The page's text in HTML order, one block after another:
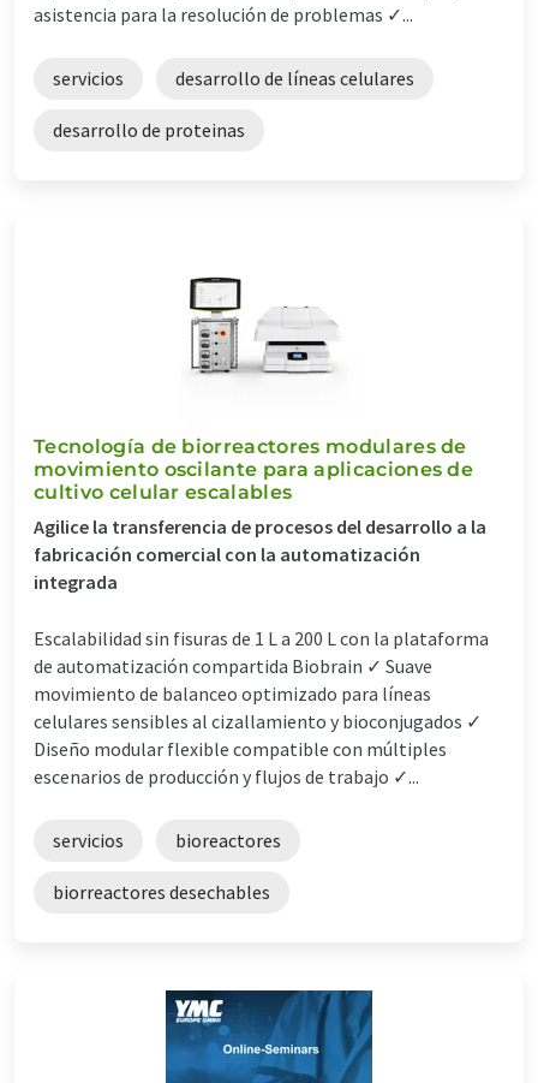
asistencia para la resolución de problemas ✓...
servicios desarrollo de líneas celulares
desarrollo de proteinas
Tecnología de biorreactores modulares de
movimiento oscilante para aplicaciones de
cultivo celular escalables
Agilice la transferencia de procesos del desarrollo a la
fabricación comercial con la automatización
integrada
Escalabilidad sin fisuras de 1 L a 200 L con la plataforma
de automatización compartida Biobrain ✓ Suave
movimiento de balanceo optimizado para líneas
celulares sensibles al cizallamiento y bioconjugados ✓
Diseño modular flexible compatible con múltiples
escenarios de producción y flujos de trabajo ✓...
servicios bioreactores
biorreactores desechables